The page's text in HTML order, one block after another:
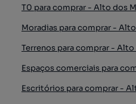
T0 para comprar - Alto dos
Moradias para comprar -
Terrenos para comprar -
Espaços comerciais para
Escritórios para comprar -